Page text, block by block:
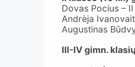
Dovas Pocius –
Andrėja
Augustinas
III-IV gimn. klasių